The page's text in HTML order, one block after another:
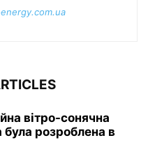
вітро-сонячна
була розроблена в